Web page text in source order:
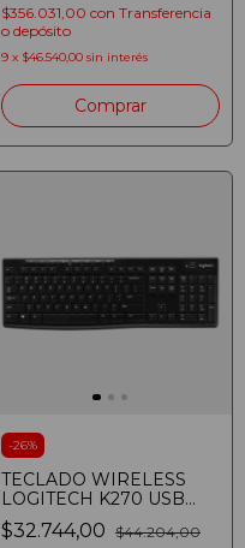
$356.031,00 con Transferencia
o depósito
9 x $46.540,00 sin interés
-26%
TECLADO WIRELESS
LOGITECH K270 USB
NEGRO 920-004426
$32.744,00 $44.204,00